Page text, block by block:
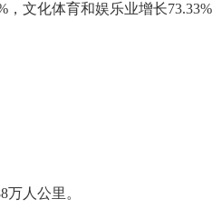
，文化体育和娱乐业增长
人公里。